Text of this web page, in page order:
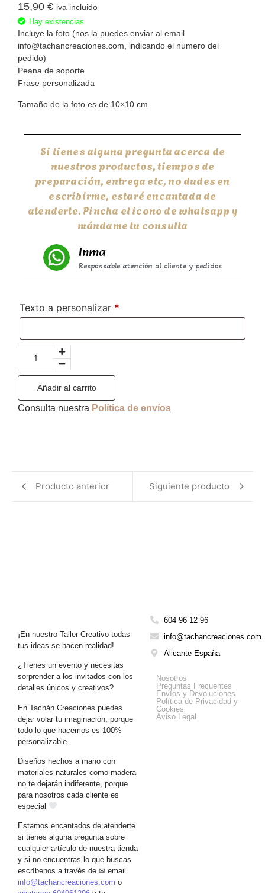
15,90 € iva incluido
Hay existencias
Incluye la foto (nos la puedes enviar al email
info@tachancreaciones.com, indicando el número del
pedido)
Peana de soporte
Frase personalizada
Tamaño de la foto es de 10×10 cm
Si tienes alguna pregunta acerca de
nuestros productos, tiempos de
preparación, entrega etc, no dudes en
escribirme, estaré encantada de
atenderte. Pincha el icono de whatsapp y
mándame tu consulta
Inma
Responsable atención al cliente y pedidos
Texto a personalizar *
Añadir al carrito
Consulta nuestra Política de envíos
Producto anterior Siguiente producto
¡En nuestro Taller Creativo todas
tus ideas se hacen realidad!
¿Tienes un evento y necesitas
sorprender a los invitados con los
detalles únicos y creativos?
En Tachán Creaciones puedes
dejar volar tu imaginación, porque
todo lo que hacemos es 100%
personalizable.
Diseños hechos a mano con
materiales naturales como madera
no te dejarán indiferente, porque
para nosotros cada cliente es
especial
Estamos encantados de atenderte
si tienes alguna pregunta sobre
cualquier artículo de nuestra tienda
y si no encuentras lo que buscas
escríbenos a través de ✉ email
info@tachancreaciones.com o
604 96 12 96
info@tachancreaciones.com
Alicante España
Nosotros
Preguntas Frecuentes
Envíos y Devoluciones
Política de Privacidad y
Cookies
Aviso Legal